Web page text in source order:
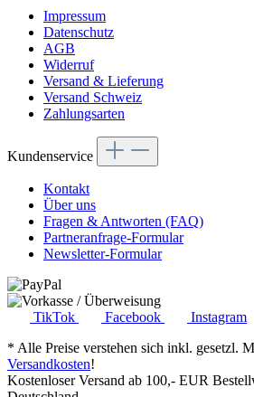
Impressum
Datenschutz
AGB
Widerruf
Versand & Lieferung
Versand Schweiz
Zahlungsarten
Kundenservice
Kontakt
Über uns
Fragen & Antworten (FAQ)
Partneranfrage-Formular
Newsletter-Formular
TikTok Facebook
Instagram
* Alle Preise verstehen sich inkl. gesetzl.
Versandkosten!
Kostenloser Versand ab 100,- EUR